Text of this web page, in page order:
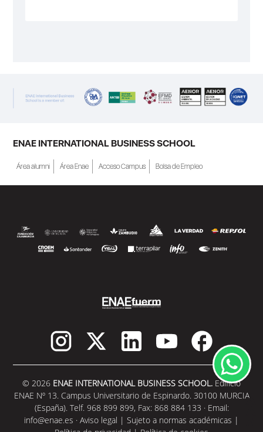
ENAE INTERNATIONAL BUSINESS SCHOOL
Área alumni Área Enae Acceso Campus Bolsa de Empleo
© 2026 ENAE INTERNATIONAL BUSINESS SCHOOL. Edificio
ENAE Nº 13. Campus Universitario de Espinardo. 30100 MURCIA
(España). Telf. 968 899 899, Fax: 868 884 133 · Email:
info@enae.es · Aviso legal | Sujeto a normas académicas |